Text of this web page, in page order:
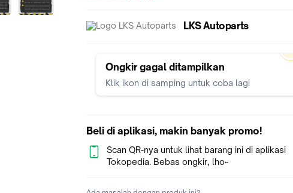
14001:2015 dan OHSAS 18001:2007.
menyuplai produk sejenis ke lebih dari 120
seluruh dunia. Saat ini pabrik kami merupakan
terbesar di dunia yang memproduksi part tersebut.
Berbeda dengan brand aftermarket lainnya, build
Sedikit tips dalam pemilihan CV JOINT / AS RODA :
Pastikan Anda menggunakan produk Original
LKS Autoparts
Ongkir gagal ditampilkan
Klik ikon di samping untuk coba lagi
Beli di aplikasi, makin banyak promo!
Scan QR-nya untuk lihat barang ini di aplikasi
Tokopedia. Bebas ongkir, lho~